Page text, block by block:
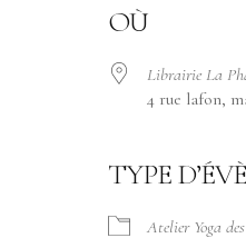
OÙ
Librairie La
4 rue lafon,
TYPE
Atelier Yoga